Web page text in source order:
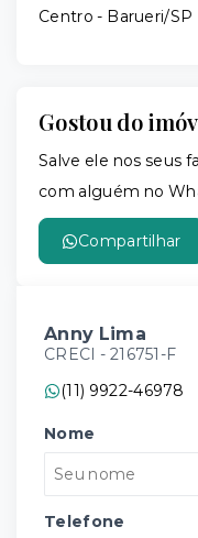
Centro - Barueri/SP
Gostou do
Salve ele nos seus
com alguém no
Compartilhar
Anny Lima
CRECI - 216751-F
(11) 9922-46978
Nome
Telefone